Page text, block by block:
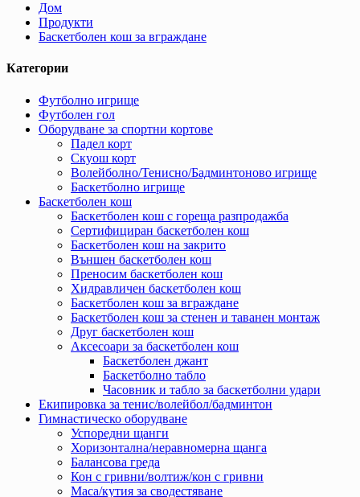
Дом
Продукти
Баскетболен кош за вграждане
Категории
Футболно игрище
Футболен гол
Оборудване за спортни кортове
Падел корт
Скуош корт
Волейболно/Тенисно/Бадминтоново игрище
Баскетболно игрище
Баскетболен кош
Баскетболен кош с гореща разпродажба
Сертифициран баскетболен кош
Баскетболен кош на закрито
Външен баскетболен кош
Преносим баскетболен кош
Хидравличен баскетболен кош
Баскетболен кош за вграждане
Баскетболен кош за стенен и таванен монтаж
Друг баскетболен кош
Аксесоари за баскетболен кош
Баскетболен джант
Баскетболно табло
Часовник и табло за баскетболни удари
Екипировка за тенис/волейбол/бадминтон
Гимнастическо оборудване
Успоредни щанги
Хоризонтална/неравномерна щанга
Балансова греда
Кон с гривни/волтиж/кон с гривни
Маса/кутия за сводестяване